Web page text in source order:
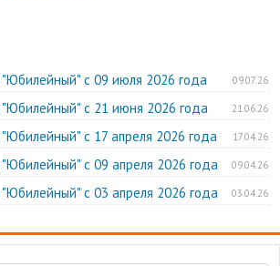
09.07.26
c 09 июля 2026 года
21.06.26
c 21 июня 2026 года
17.04.26
c 17 апреля 2026 года
09.04.26
c 09 апреля 2026 года
03.04.26
c 03 апреля 2026 года